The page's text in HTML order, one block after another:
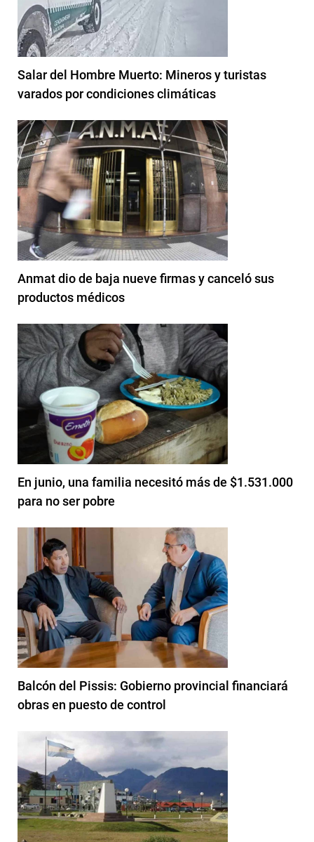
Salar del Hombre Muerto: Mineros y turistas
varados por condiciones climáticas
Anmat dio de baja nueve firmas y canceló sus
productos médicos
En junio, una familia necesitó más de $1.531.000
para no ser pobre
Balcón del Pissis: Gobierno provincial financiará
obras en puesto de control